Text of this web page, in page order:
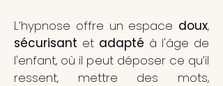
L’hypnose offre un espace doux,
sécurisant et adapté à l'âge de
l'enfant, où il peut déposer ce qu’il
ressent, mettre des mots,